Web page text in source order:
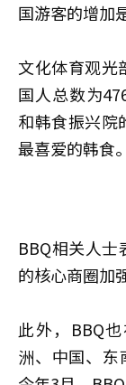
国游客的增加
文化体育观光
国人总数为
和韩食振兴院
最喜爱的韩食。
BBQ相关人
的核心商圈加
此外，BBQ
洲、中国、东